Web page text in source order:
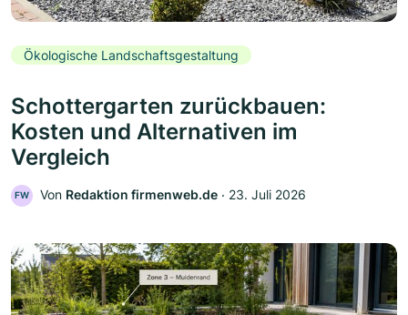
Ökologische Landschaftsgestaltung
Schottergarten zurückbauen:
Kosten und Alternativen im
Vergleich
FW Von Redaktion firmenweb.de ‧ 23. Juli 2026